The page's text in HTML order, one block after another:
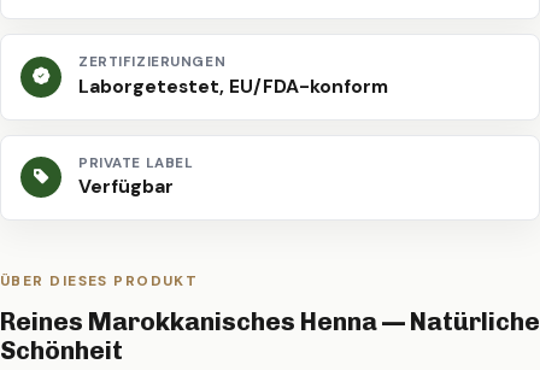
ZERTIFIZIERUNGEN
Laborgetestet, EU/FDA-konform
PRIVATE LABEL
Verfügbar
ÜBER DIESES PRODUKT
Reines Marokkanisches Henna — Natürliche
Schönheit